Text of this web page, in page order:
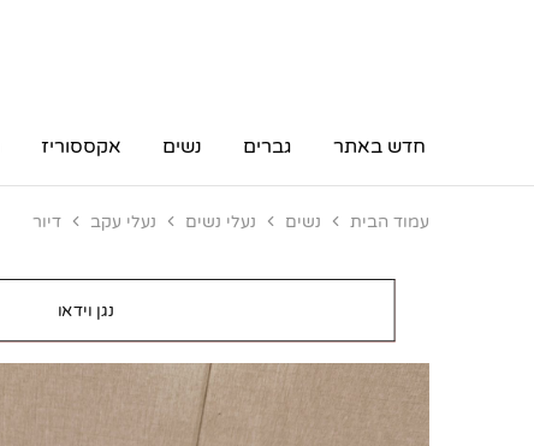
חדש באתר גברים נשים אקססוריז
עמוד הבית נשים נעלי נשים נעלי עקב דיור
נגן וידאו